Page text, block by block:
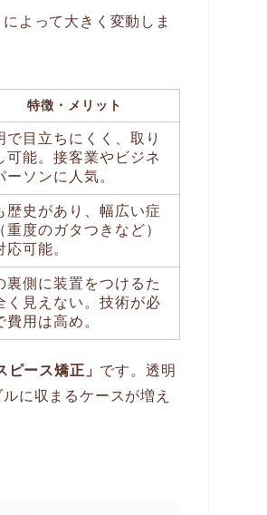
よって大きく変動しま
特徴・メリット
で目立ちにくく、取り
可能。接客業やビジネ
ーソンに人気。
歴史があり、幅広い症
重度のガタつきなど）
応可能。
裏側に装置をつけるた
く見えない。技術が必
費用は高め。
ピース矯正」 です。透明
に収まるケースが増え